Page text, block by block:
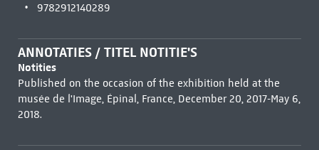
9782912140289
ANNOTATIES / TITEL NOTITIE'S
Notities
Published on the occasion of the exhibition held at the
musée de l'Image, Épinal, France, December 20, 2017-May 6,
2018.